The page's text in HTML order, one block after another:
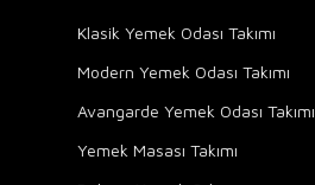
Klasik Yemek Odası Takımı
Modern Yemek Odası Takımı
Avangarde Yemek Odası Takımı
Yemek Masası Takımı